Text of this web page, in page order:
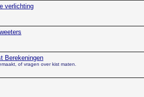
verlichting
Berekeningen
of vragen over kist maten.